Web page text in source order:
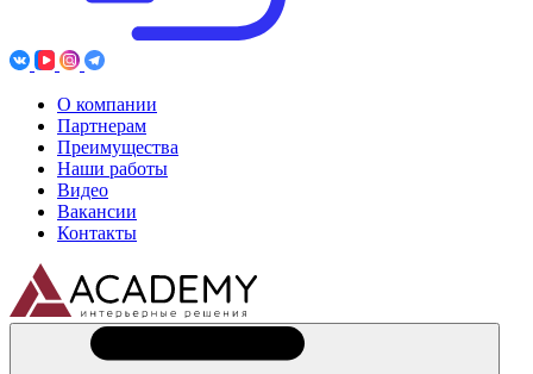
О компании
Партнерам
Преимущества
Наши работы
Видео
Вакансии
Контакты